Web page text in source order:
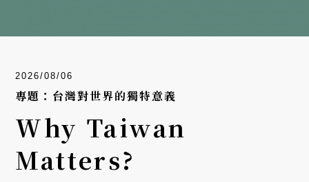
2026/08/06
專題：台灣對世界的獨特意義
Why Taiwan
Matters?